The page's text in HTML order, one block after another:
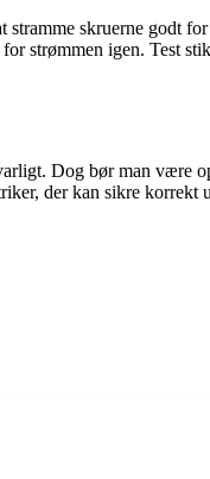
skruerne godt
strømmen igen. Test
Dog bør man være
der kan sikre